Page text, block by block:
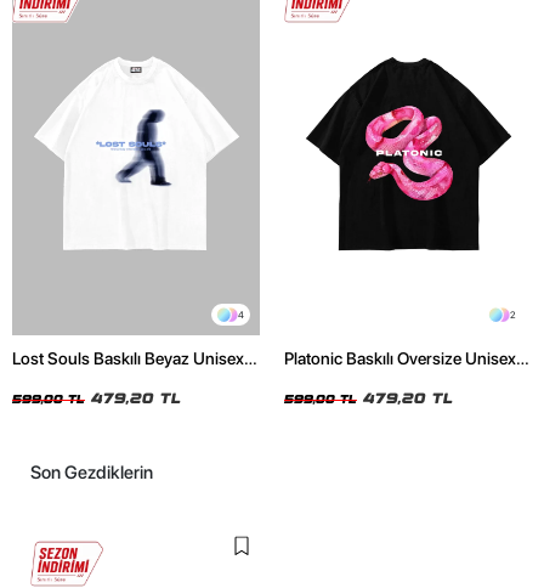
4
Lost Souls Baskılı Beyaz Unisex
599,00 TL 479,20 TL
2
Platonic Baskılı Oversize Unisex
599,00 TL 479,20 TL
Son Gezdiklerin